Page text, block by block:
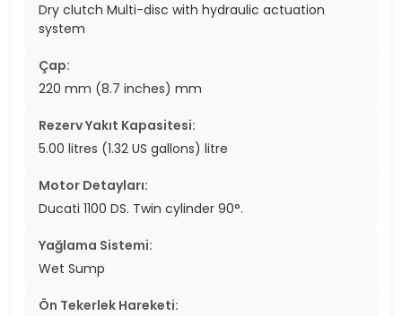
Dry clutch Multi-disc with hydraulic actuation
system
Çap:
220 mm (8.7 inches) mm
Rezerv Yakıt Kapasitesi:
5.00 litres (1.32 US gallons) litre
Motor Detayları:
Ducati 1100 DS. Twin cylinder 90°.
Yağlama Sistemi:
Wet Sump
Ön Tekerlek Hareketi: